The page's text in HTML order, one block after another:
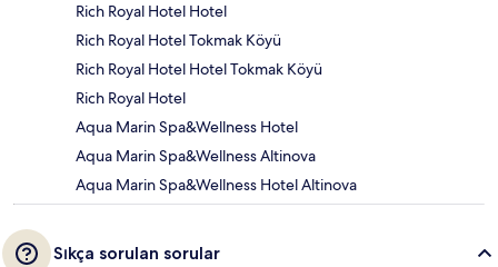
Rich Royal Hotel Hotel
Rich Royal Hotel Tokmak Köyü
Rich Royal Hotel Hotel Tokmak Köyü
Rich Royal Hotel
Aqua Marin Spa&Wellness Hotel
Aqua Marin Spa&Wellness Altinova
Aqua Marin Spa&Wellness Hotel Altinova
Sıkça sorulan sorular